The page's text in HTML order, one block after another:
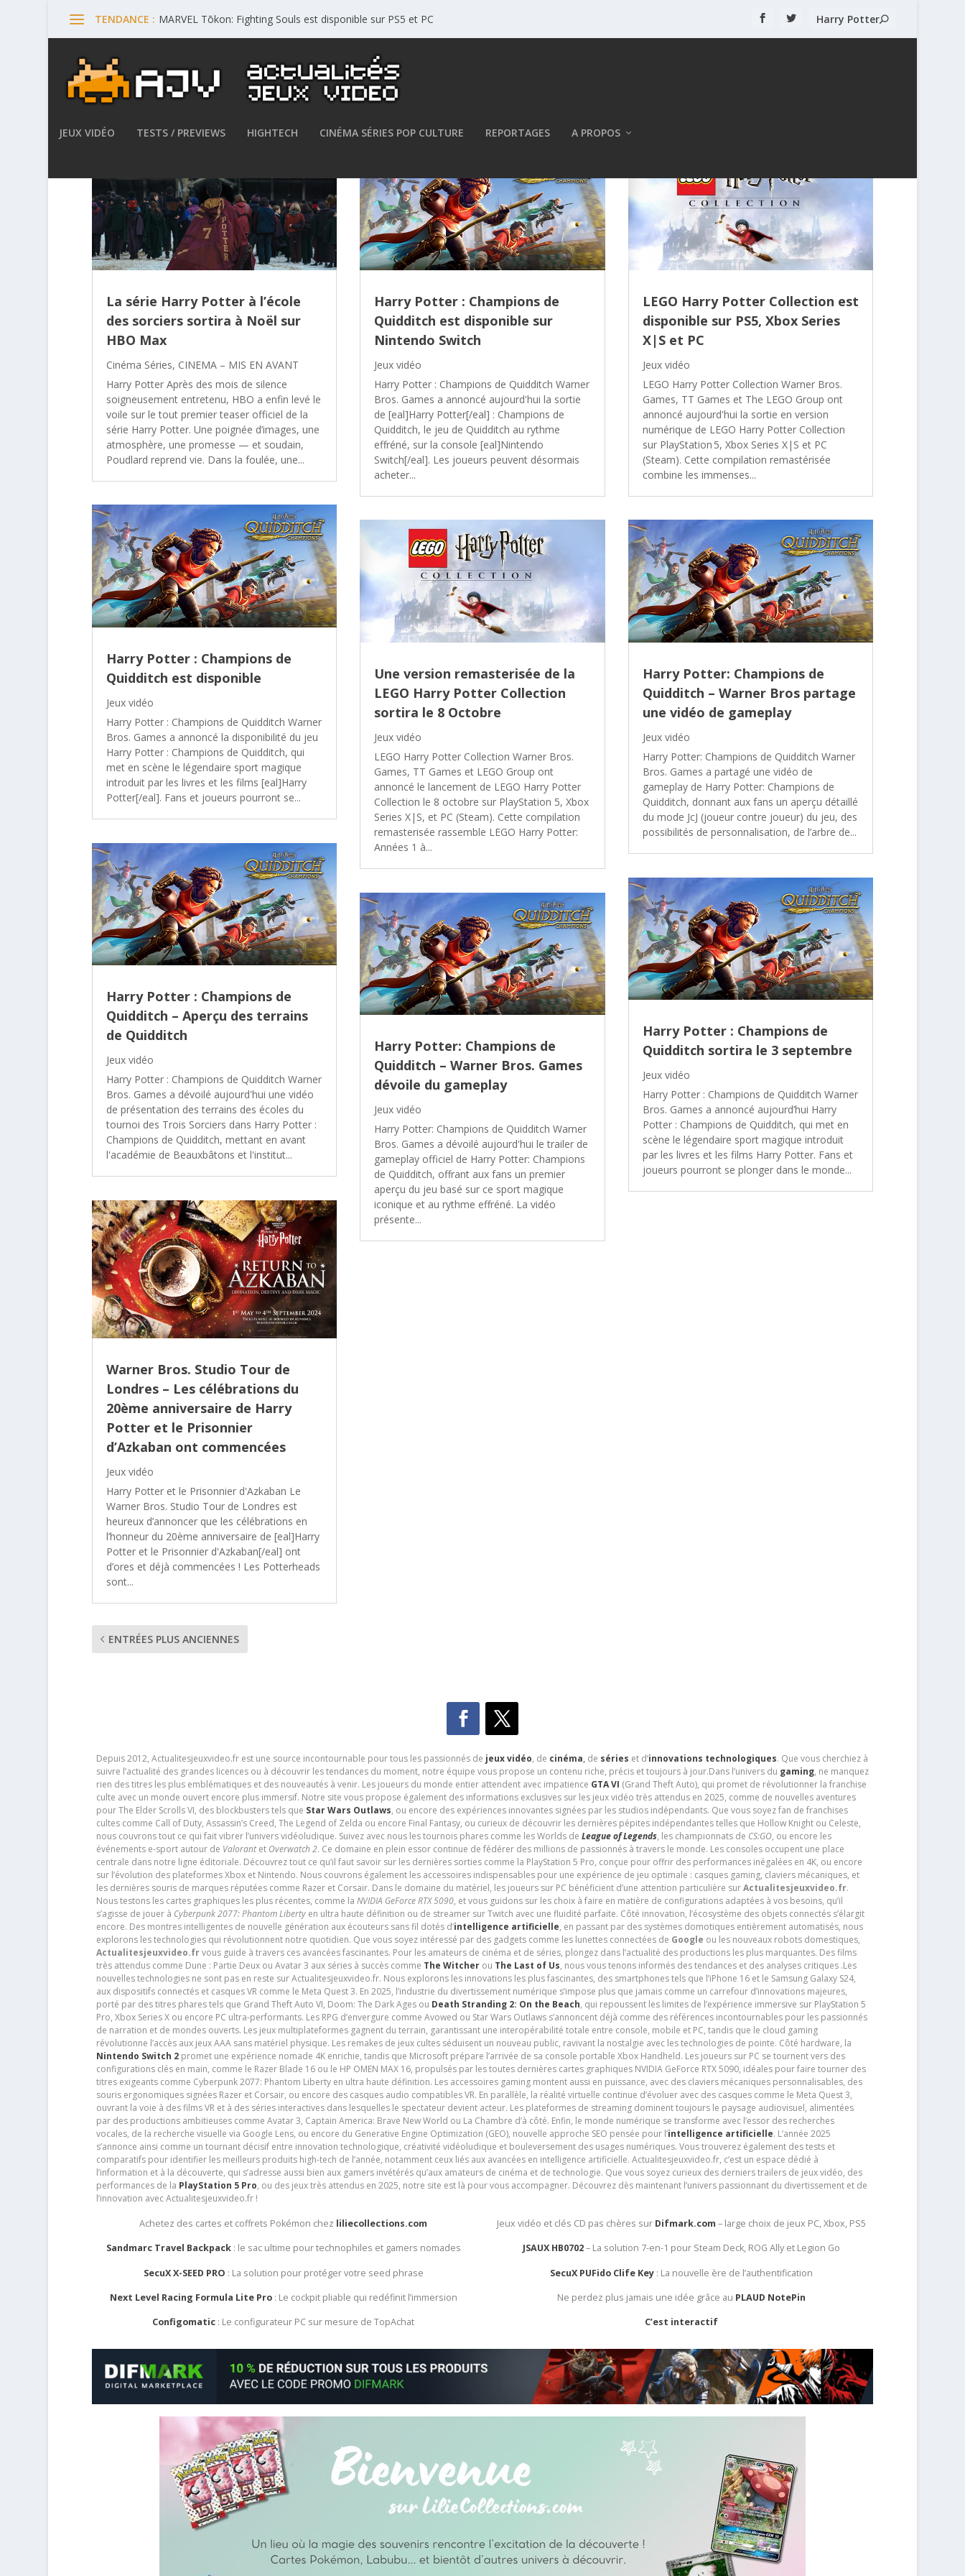
TENDANCE : MARVEL Tōkon: Fighting Souls est disponible sur PS5 et PC
JEUX VIDÉO TESTS / PREVIEWS HIGHTECH CINÉMA SÉRIES POP CULTURE REPORTAGES A PROPOS
La série Harry Potter à l’école
des sorciers sortira à Noël sur
HBO Max
Cinéma Séries, CINEMA – MIS EN AVANT
Harry Potter Après des mois de silence
soigneusement entretenu, HBO a enfin levé le
voile sur le tout premier teaser officiel de la
série Harry Potter. Une poignée d’images, une
atmosphère, une promesse — et soudain,
Poudlard reprend vie. Dans la foulée, une...
Harry Potter : Champions de
Quidditch est disponible
Jeux vidéo
Harry Potter : Champions de Quidditch Warner
Bros. Games a annoncé la disponibilité du jeu
Harry Potter : Champions de Quidditch, qui
met en scène le légendaire sport magique
introduit par les livres et les films [eal]Harry
Potter[/eal]. Fans et joueurs pourront se...
Harry Potter : Champions de
Quidditch – Aperçu des terrains
de Quidditch
Jeux vidéo
Harry Potter : Champions de Quidditch Warner
Bros. Games a dévoilé aujourd'hui une vidéo
de présentation des terrains des écoles du
tournoi des Trois Sorciers dans Harry Potter :
Champions de Quidditch, mettant en avant
l'académie de Beauxbâtons et l'institut...
Warner Bros. Studio Tour de
Londres – Les célébrations du
20ème anniversaire de Harry
Potter et le Prisonnier
d’Azkaban ont commencées
Jeux vidéo
Harry Potter et le Prisonnier d'Azkaban Le
Warner Bros. Studio Tour de Londres est
heureux d’annoncer que les célébrations en
l’honneur du 20ème anniversaire de [eal]Harry
Potter et le Prisonnier d'Azkaban[/eal] ont
d’ores et déjà commencées ! Les Potterheads
sont...
Harry Potter : Champions de
Quidditch est disponible sur
Nintendo Switch
Jeux vidéo
Harry Potter : Champions de Quidditch Warner
Bros. Games a annoncé aujourd'hui la sortie
de [eal]Harry Potter[/eal] : Champions de
Quidditch, le jeu de Quidditch au rythme
effréné, sur la console [eal]Nintendo
Switch[/eal]. Les joueurs peuvent désormais
acheter...
Une version remasterisée de la
LEGO Harry Potter Collection
sortira le 8 Octobre
Jeux vidéo
​LEGO Harry Potter Collection Warner Bros.
Games, TT Games et LEGO Group ont
annoncé le lancement de LEGO Harry Potter
Collection le 8 octobre sur PlayStation 5, Xbox
Series X|S, et PC (Steam). Cette compilation
remasterisée rassemble LEGO Harry Potter:
Années 1 à...
Harry Potter: Champions de
Quidditch – Warner Bros. Games
dévoile du gameplay
Jeux vidéo
Harry Potter: Champions de Quidditch Warner
Bros. Games a dévoilé aujourd'hui le trailer de
gameplay officiel de Harry Potter: Champions
de Quidditch, offrant aux fans un premier
aperçu du jeu basé sur ce sport magique
iconique et au rythme effréné. La vidéo
présente...
LEGO Harry Potter Collection est
disponible sur PS5, Xbox Series
X|S et PC
Jeux vidéo
LEGO Harry Potter Collection Warner Bros.
Games, TT Games et The LEGO Group ont
annoncé aujourd'hui la sortie en version
numérique de LEGO Harry Potter Collection
sur PlayStation 5, Xbox Series X|S et PC
(Steam). Cette compilation remastérisée
combine les immenses...
Harry Potter: Champions de
Quidditch – Warner Bros partage
une vidéo de gameplay
Jeux vidéo
Harry Potter: Champions de Quidditch Warner
Bros. Games a partagé une vidéo de
gameplay de Harry Potter: Champions de
Quidditch, donnant aux fans un aperçu détaillé
du mode JcJ (joueur contre joueur) du jeu, des
possibilités de personnalisation, de l’arbre de...
Harry Potter : Champions de
Quidditch sortira le 3 septembre
Jeux vidéo
Harry Potter : Champions de Quidditch Warner
Bros. Games a annoncé aujourd’hui Harry
Potter : Champions de Quidditch, qui met en
scène le légendaire sport magique introduit
par les livres et les films Harry Potter. Fans et
joueurs pourront se plonger dans le monde...
ENTRÉES PLUS ANCIENNES
Depuis 2012, Actualitesjeuxvideo.fr est une source incontournable pour tous les passionnés de jeux vidéo, de cinéma,de séries et d’innovations technologiques. Que vous cherchiez à
suivre l’actualité des grandes licences ou à découvrir les tendances du moment, notre équipe vous propose un contenu riche, précis et toujours à jour.Dans l’univers du gaming, ne manquez
rien des titres les plus emblématiques et des nouveautés à venir. Les joueurs du monde entier attendent avec impatience GTA VI (Grand Theft Auto), qui promet de révolutionner la franchise
culte avec un monde ouvert encore plus immersif. Notre site vous propose également des informations exclusives sur les jeux vidéo très attendus en 2025, comme de nouvelles aventures
pour The Elder Scrolls VI, des blockbusters tels que Star Wars Outlaws, ou encore des expériences innovantes signées par les studios indépendants. Que vous soyez fan de franchises
cultes comme Call of Duty, Assassin’s Creed, The Legend of Zelda ou encore Final Fantasy, ou curieux de découvrir les dernières pépites indépendantes telles que Hollow Knight ou Celeste,
nous couvrons tout ce qui fait vibrer l’univers vidéoludique. Suivez avec nous les tournois phares comme les Worlds de League of Legends, les championnats de CS:GO, ou encore les
événements e-sport autour de Valorantet Overwatch 2. Ce domaine en plein essor continue de fédérer des millions de passionnés à travers le monde. Les consoles occupent une place
centrale dans notre ligne éditoriale. Découvrez tout ce qu’il faut savoir sur les dernières sorties comme la PlayStation 5 Pro, conçue pour offrir des performances inégalées en 4K, ou encore
sur l’évolution des plateformes Xbox et Nintendo. Nous couvrons également les accessoires indispensables pour une expérience de jeu optimale : casques gaming, claviers mécaniques, et
les dernières souris de marques réputées comme Razer et Corsair. Dans le domaine du matériel, les joueurs sur PC bénéficient d’une attention particulière surActualitesjeuxvideo.fr.
Nous testons les cartes graphiques les plus récentes, comme la NVIDIA GeForce RTX 5090, et vous guidons sur les choix à faire en matière de configurations adaptées à vos besoins, qu’il
s’agisse de jouer à Cyberpunk 2077: Phantom Libertyen ultra haute définition ou de streamer sur Twitch avec une fluidité parfaite. Côté innovation, l’écosystème des objets connectés s’élargit
encore. Des montres intelligentes de nouvelle génération aux écouteurs sans fil dotés d’intelligence artificielle, en passant par des systèmes domotiques entièrement automatisés, nous
explorons les technologies qui révolutionnent notre quotidien. Que vous soyez intéressé par des gadgets comme les lunettes connectées de Google ou les nouveaux robots domestiques,
Actualitesjeuxvideo.frvous guide à travers ces avancées fascinantes. Pour les amateurs de cinéma et de séries, plongez dans l’actualité des productions les plus marquantes. Des films
très attendus comme Dune : Partie Deux ou Avatar 3 aux séries à succès comme The Witcherou The Last of Us, nous vous tenons informés des tendances et des analyses critiques .Les
nouvelles technologies ne sont pas en reste sur Actualitesjeuxvideo.fr. Nous explorons les innovations les plus fascinantes, des smartphones tels que l’iPhone 16 et le Samsung Galaxy S24,
aux dispositifs connectés et casques VR comme le Meta Quest 3. En 2025, l’industrie du divertissement numérique s’impose plus que jamais comme un carrefour d’innovations majeures,
porté par des titres phares tels que Grand Theft Auto VI, Doom: The Dark Ages ou Death Stranding 2: On the Beach, qui repoussent les limites de l’expérience immersive sur PlayStation 5
Pro, Xbox Series X ou encore PC ultra-performants. Les RPG d’envergure comme Avowed ou Star Wars Outlaws s’annoncent déjà comme des références incontournables pour les passionnés
de narration et de mondes ouverts. Les jeux multiplateformes gagnent du terrain, garantissant une interopérabilité totale entre console, mobile et PC, tandis que le cloud gaming
révolutionne l’accès aux jeux AAA sans matériel physique. Les remakes de jeux cultes séduisent un nouveau public, ravivant la nostalgie avec les technologies de pointe. Côté hardware, la
Nintendo Switch 2promet une expérience nomade 4K enrichie, tandis que Microsoft prépare l’arrivée de sa console portable Xbox Handheld. Les joueurs sur PC se tournent vers des
configurations clés en main, comme le Razer Blade 16 ou le HP OMEN MAX 16, propulsés par les toutes dernières cartes graphiques NVIDIA GeForce RTX 5090, idéales pour faire tourner des
titres exigeants comme Cyberpunk 2077: Phantom Liberty en ultra haute définition. Les accessoires gaming montent aussi en puissance, avec des claviers mécaniques personnalisables, des
souris ergonomiques signées Razer et Corsair, ou encore des casques audio compatibles VR. En parallèle, la réalité virtuelle continue d’évoluer avec des casques comme le Meta Quest 3,
ouvrant la voie à des films VR et à des séries interactives dans lesquelles le spectateur devient acteur. Les plateformes de streaming dominent toujours le paysage audiovisuel, alimentées
par des productions ambitieuses comme Avatar 3, Captain America: Brave New World ou La Chambre d’à côté. Enfin, le monde numérique se transforme avec l’essor des recherches
vocales, de la recherche visuelle via Google Lens, ou encore du Generative Engine Optimization (GEO), nouvelle approche SEO pensée pour l’intelligence artificielle. L’année 2025
s’annonce ainsi comme un tournant décisif entre innovation technologique, créativité vidéoludique et bouleversement des usages numériques. Vous trouverez également des tests et
comparatifs pour identifier les meilleurs produits high-tech de l’année, notamment ceux liés aux avancées en intelligence artificielle. Actualitesjeuxvideo.fr, c’est un espace dédié à
l’information et à la découverte, qui s’adresse aussi bien aux gamers invétérés qu’aux amateurs de cinéma et de technologie. Que vous soyez curieux des derniers trailers de jeux vidéo, des
performances de la PlayStation 5 Pro, ou des jeux très attendus en 2025, notre site est là pour vous accompagner. Découvrez dès maintenant l’univers passionnant du divertissement et de
l’innovation avec Actualitesjeuxvideo.fr !
Achetez des cartes et coffrets Pokémon chez liliecollections.com
Sandmarc Travel Backpack: le sac ultime pour technophiles et gamers nomades
SecuX X-SEED PRO : La solution pour protéger votre seed phrase
Next Level Racing Formula Lite Pro: Le cockpit pliable qui redéfinit l’immersion
Configomatic : Le configurateur PC sur mesure de TopAchat
Jeux vidéo et clés CD pas chères sur Difmark.com – large choix de jeux PC, Xbox, PS5
JSAUX HB0702– La solution 7-en-1 pour Steam Deck, ROG Ally et Legion Go
SecuX PUFido Clife Key : La nouvelle ère de l’authentification
Ne perdez plus jamais une idée grâce au PLAUD NotePin
C’est interactif